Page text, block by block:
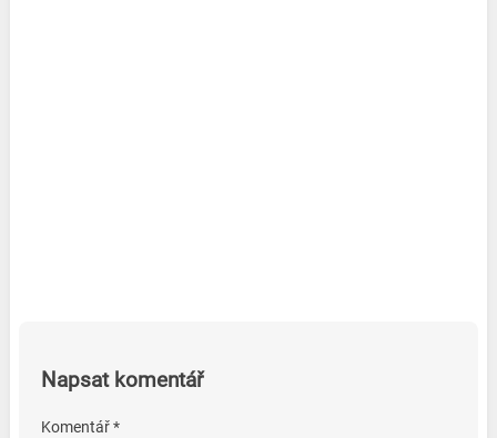
Napsat komentář
Komentář *